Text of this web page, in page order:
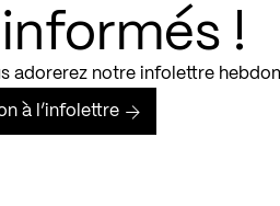
!
adorerez notre infolettre
à l’infolettre